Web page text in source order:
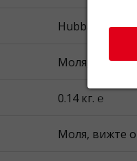
Hubba Bubba
Моля, вижте
0.14 кг. ℮
Моля, вижте